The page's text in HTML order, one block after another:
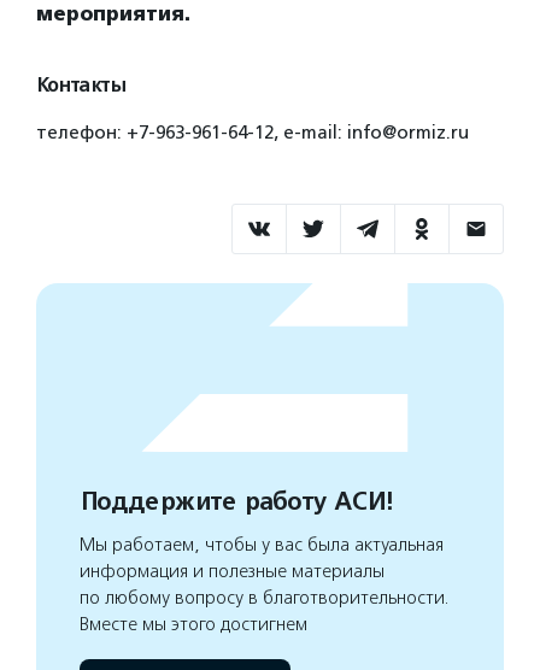
мероприятия.
Контакты
телефон: +7-963-961-64-12, е-mail: info@ormiz.ru
Поддержите работу АСИ!
Мы работаем, чтобы у вас была актуальная
информация и полезные материалы
по любому вопросу в благотворительности.
Вместе мы этого достигнем